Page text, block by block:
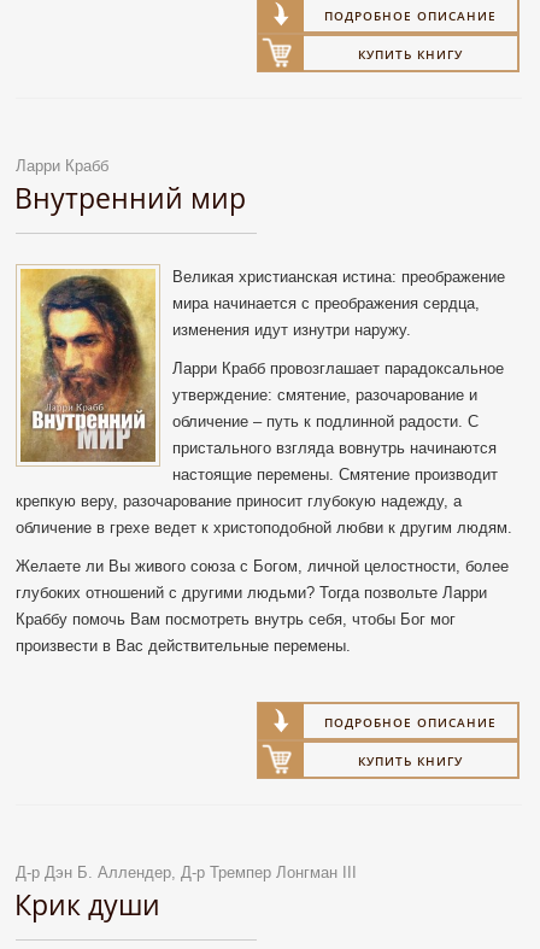
ПОДРОБНОЕ ОПИСАНИЕ
КУПИТЬ КНИГУ
Ларри Крабб
Внутренний мир
Великая христианская истина: преображение
мира начинается с преображения сердца,
изменения идут изнутри наружу.
Ларри Крабб провозглашает парадоксальное
утверждение: смятение, разочарование и
обличение – путь к подлинной радости. С
пристального взгляда вовнутрь начинаются
настоящие перемены. Смятение производит
крепкую веру, разочарование приносит глубокую надежду, а
обличение в грехе ведет к христоподобной любви к другим людям.
Желаете ли Вы живого союза с Богом, личной целостности, более
глубоких отношений с другими людьми? Тогда позвольте Ларри
Краббу помочь Вам посмотреть внутрь себя, чтобы Бог мог
произвести в Вас действительные перемены.
ПОДРОБНОЕ ОПИСАНИЕ
КУПИТЬ КНИГУ
Д-р Дэн Б. Аллендер, Д-р Тремпер Лонгман III
Крик души